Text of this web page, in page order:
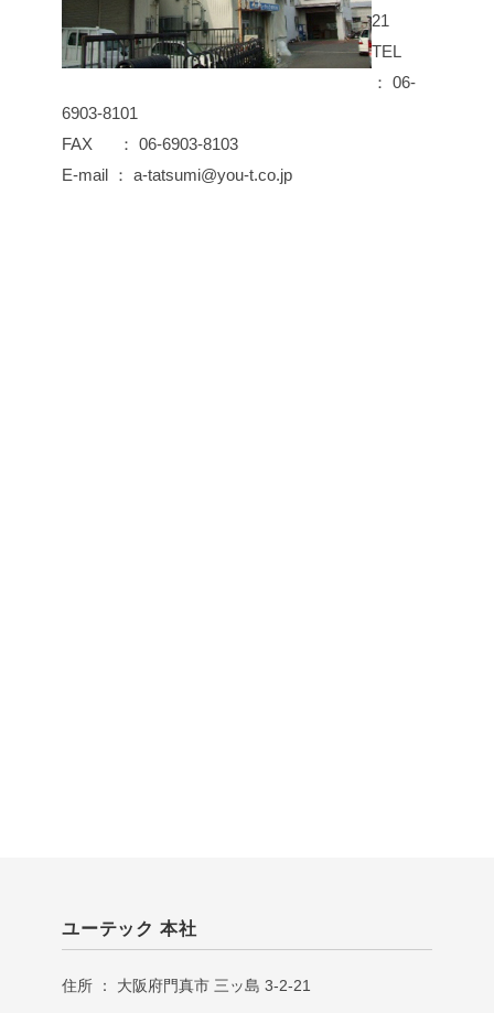
21
TEL
： 06-
6903-8101
FAX ： 06-6903-8103
E-mail ： a-tatsumi@you-t.co.jp
ユーテック 本社
住所 ： 大阪府門真市 三ッ島 3-2-21